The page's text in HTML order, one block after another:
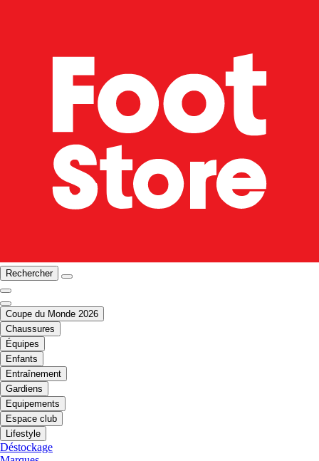
Rechercher
Coupe du Monde 2026
Chaussures
Équipes
Enfants
Entraînement
Gardiens
Equipements
Espace club
Lifestyle
Déstockage